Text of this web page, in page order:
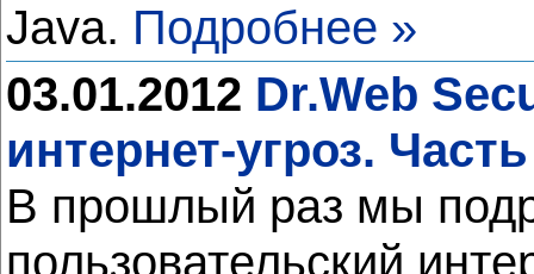
Java. Подробнее »
03.01.2012 Dr.Web
интернет-угроз.
В прошлый раз мы
пользовательский